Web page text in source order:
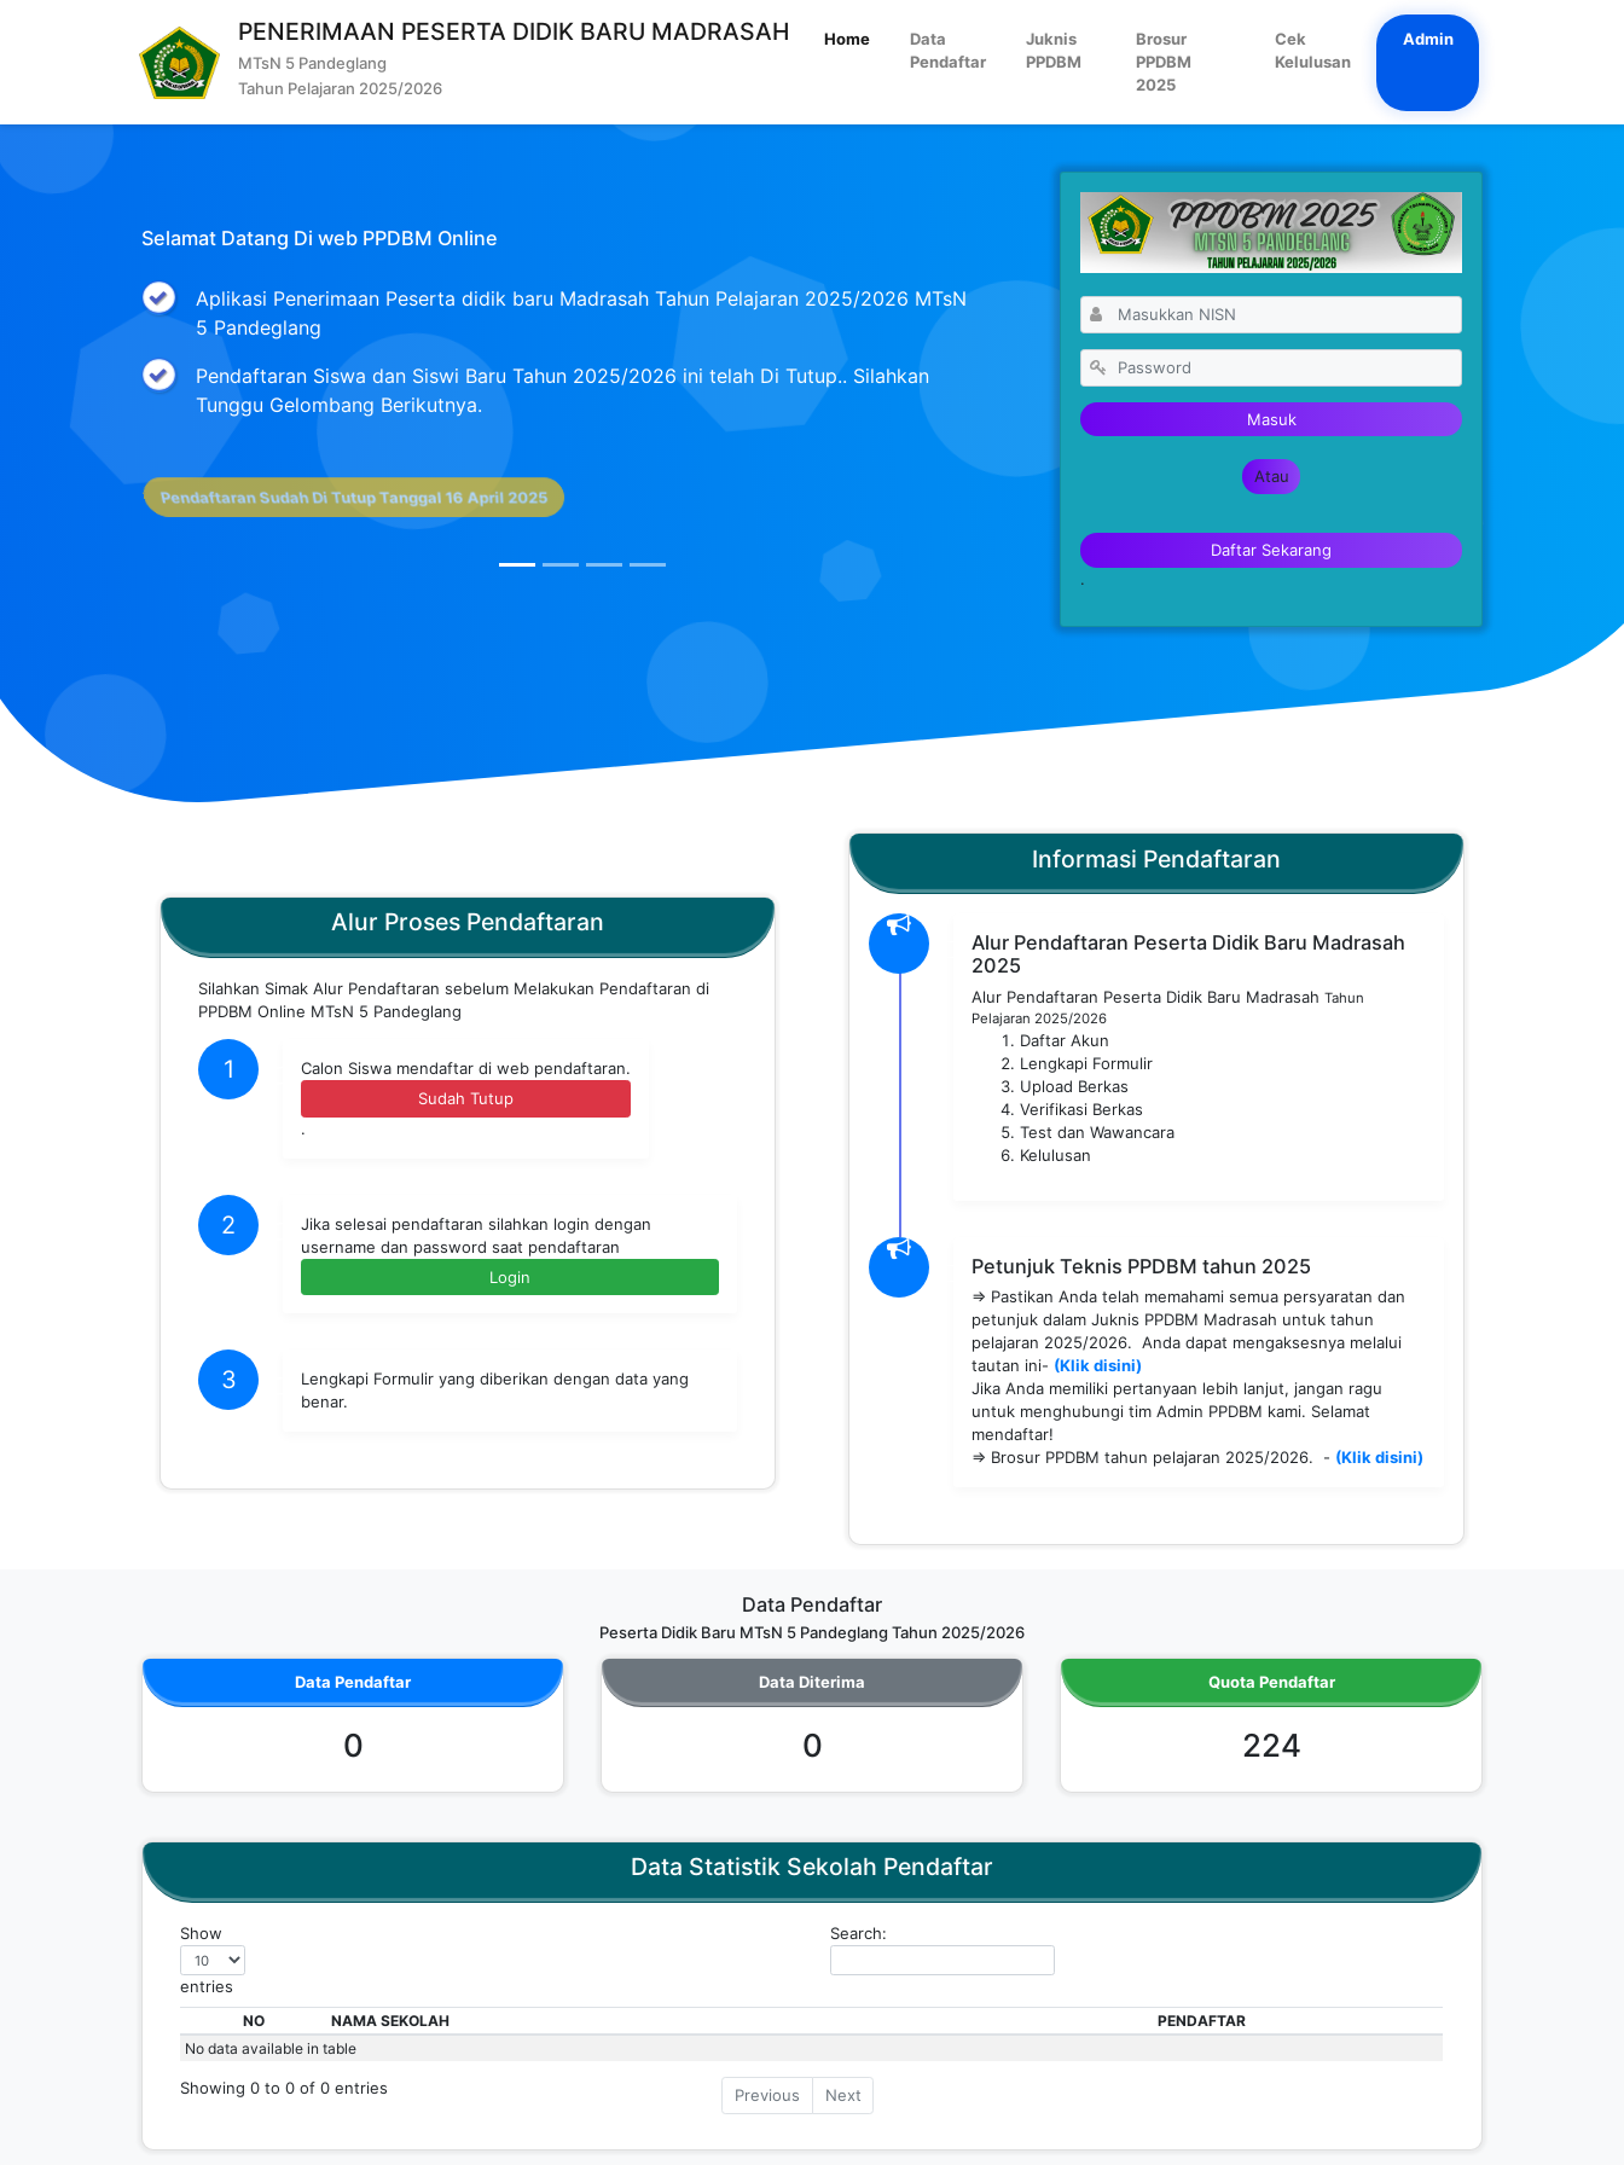
PENERIMAAN PESERTA DIDIK BARU MADRASAH
MTsN 5 Pandeglang
Tahun Pelajaran 2025/2026
Home
Data
Pendaftar
Juknis
PPDBM
Brosur
PPDBM
2025
Cek
Kelulusan
Admin
Selamat Datang Di web PPDBM Online
Aplikasi Penerimaan Peserta didik baru Madrasah Tahun Pelajaran 2025/2026 MTsN
5 Pandeglang
Pendaftaran Siswa dan Siswi Baru Tahun 2025/2026 ini telah Di Tutup.. Silahkan
Tunggu Gelombang Berikutnya.
Pendaftaran Sudah Di Tutup Tanggal 16 April 2025
Masuk
Atau
Daftar Sekarang
.
Alur Proses Pendaftaran
Silahkan Simak Alur Pendaftaran sebelum Melakukan Pendaftaran di
PPDBM Online MTsN 5 Pandeglang
1
Calon Siswa mendaftar di web pendaftaran.
Sudah Tutup
.
2
Jika selesai pendaftaran silahkan login dengan
username dan password saat pendaftaran
Login
3
Lengkapi Formulir yang diberikan dengan data yang
benar.
Informasi Pendaftaran
Alur Pendaftaran Peserta Didik Baru Madrasah
2025
Alur Pendaftaran Peserta Didik Baru MadrasahTahun
Pelajaran 2025/2026
Daftar Akun
Lengkapi Formulir
Upload Berkas
Verifikasi Berkas
Test dan Wawancara
Kelulusan
Petunjuk Teknis PPDBM tahun 2025
=> Pastikan Anda telah memahami semua persyaratan dan
petunjuk dalam Juknis PPDBM Madrasah untuk tahun
pelajaran 2025/2026. Anda dapat mengaksesnya melalui
tautan ini- (Klik disini)
Jika Anda memiliki pertanyaan lebih lanjut, jangan ragu
untuk menghubungi tim Admin PPDBM kami. Selamat
mendaftar!
=> Brosur PPDBM tahun pelajaran 2025/2026. - (Klik disini)
Data Pendaftar
Peserta Didik Baru MTsN 5 Pandeglang Tahun 2025/2026
Data Pendaftar
0
Data Diterima
0
Quota Pendaftar
224
Data Statistik Sekolah Pendaftar
Show
entries
Search:
NO NAMA SEKOLAH
PENDAFTAR
No data available in table
Showing 0 to 0 of 0 entries Previous Next